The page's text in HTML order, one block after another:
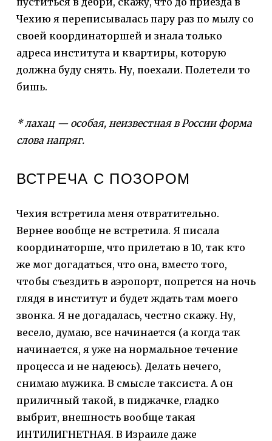
Чехию я переписывалась пару раз по мылу со
своей координаторшей и знала только
адреса института и квартиры, которую
должна буду снять. Ну, поехали. Полетели то
бишь.
* лахац — особая, неизвестная в России форма
слова напряг.
ВСТРЕЧА С ПОЗОРОМ
Чехия встретила меня отвратительно.
Вернее вообще не встретила. Я писала
координаторше, что прилетаю в 10, так кто
же мог догадаться, что она, вместо того,
чтобы съездить в аэропорт, попрется на ночь
глядя в институт и будет ждать там моего
звонка. Я не догадалась, честно скажу. Ну,
весело, думаю, все начинается (а когда так
начинается, я уже на нормальное течение
процесса и не надеюсь). Делать нечего,
снимаю мужика. В смысле таксиста. А он
приличный такой, в пиджачке, гладко
выбрит, внешность вообще такая
ИНТИЛИГНЕТНАЯ. В Израиле даже